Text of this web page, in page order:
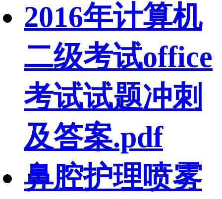
2016年计算机
二级考试office
考试试题冲刺
及答案.pdf
鼻腔护理喷雾